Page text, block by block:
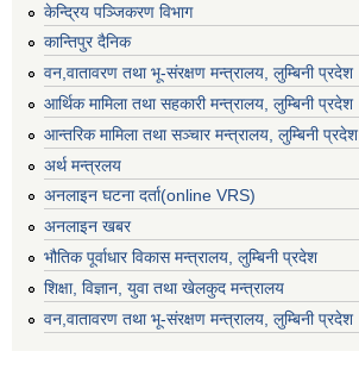
केन्द्रिय पञ्जिकरण विभाग
कान्तिपुर दैनिक
वन,वातावरण तथा भू-संरक्षण मन्त्रालय, लुम्बिनी प्रदेश
आर्थिक मामिला तथा सहकारी मन्त्रालय, लुम्बिनी प्रदेश
आन्तरिक मामिला तथा सञ्चार मन्त्रालय, लुम्बिनी प्रदेश
अर्थ मन्त्रलय
अनलाइन घटना दर्ता(online VRS)
अनलाइन खबर
भौतिक पूर्वाधार विकास मन्त्रालय, लुम्बिनी प्रदेश
शिक्षा, विज्ञान, युवा तथा खेलकुद मन्‍‍त्रालय
वन,वातावरण तथा भू-संरक्षण मन्त्रालय, लुम्बिनी प्रदेश